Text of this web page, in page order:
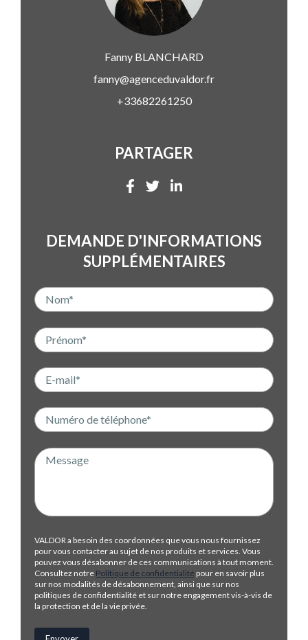
Fanny BLANCHARD
fanny@agenceduvaldor.fr
+33682261250
PARTAGER
DEMANDE D'INFORMATIONS
SUPPLÉMENTAIRES
VALDOR a besoin des coordonnées que vous nous fournissez
pour vous contacter au sujet de nos produits et services. Vous
pouvez vous désabonner de ces communications à tout moment.
Consultez notre Politique de confidentialité pour en savoir plus
sur nos modalités de désabonnement, ainsi que sur nos
politiques de confidentialité et sur notre engagement vis-à-vis de
la protection et de la vie privée.